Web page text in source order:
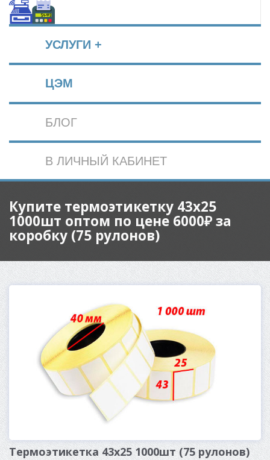
УСЛУГИ +
ЦЭМ
БЛОГ
В ЛИЧНЫЙ КАБИНЕТ
Купите термоэтикетку 43x25
1000шт оптом по цене 6000₽ за
коробку (75 рулонов)
Термоэтикетка 43x25 1000шт (75 рулонов)